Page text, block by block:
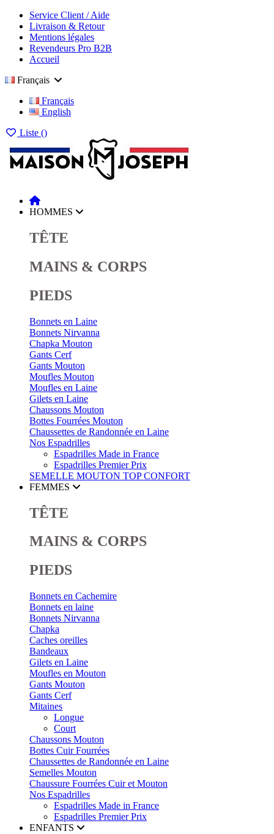
Service Client / Aide
Livraison & Retour
Mentions légales
Revendeurs Pro B2B
Accueil
Français
Français
English
Liste ()
HOMMES
TÊTE
MAINS & CORPS
PIEDS
Bonnets en Laine
Bonnets Nirvanna
Chapka Mouton
Gants Cerf
Gants Mouton
Moufles Mouton
Moufles en Laine
Gilets en Laine
Chaussons Mouton
Bottes Fourrées Mouton
Chaussettes de Randonnée en Laine
Nos Espadrilles
Espadrilles Made in France
Espadrilles Premier Prix
SEMELLE MOUTON TOP CONFORT
FEMMES
TÊTE
MAINS & CORPS
PIEDS
Bonnets en Cachemire
Bonnets en laine
Bonnets Nirvanna
Chapka
Caches oreilles
Bandeaux
Gilets en Laine
Moufles en Mouton
Gants Mouton
Gants Cerf
Mitaines
Longue
Court
Chaussons Mouton
Bottes Cuir Fourrées
Chaussettes de Randonnée en Laine
Semelles Mouton
Chaussure Fourrées Cuir et Mouton
Nos Espadrilles
Espadrilles Made in France
Espadrilles Premier Prix
ENFANTS